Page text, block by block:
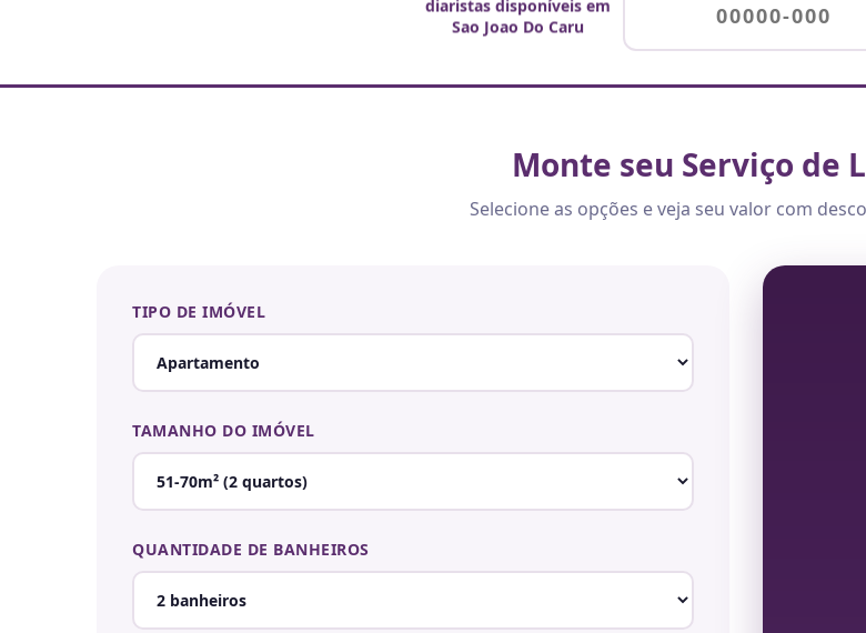
diaristas disponíveis em
Sao Joao Do Caru
Monte seu Serviço de
Selecione as opções e veja seu valor com
TIPO DE IMÓVEL
TAMANHO DO IMÓVEL
QUANTIDADE DE BANHEIROS